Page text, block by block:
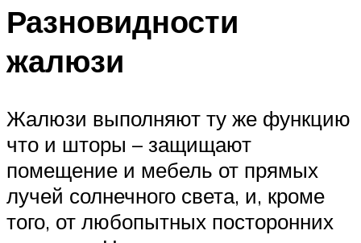
Разновидности
жалюзи
Жалюзи выполняют ту же функцию
что и шторы – защищают
помещение и мебель от прямых
лучей солнечного света, и, кроме
того, от любопытных посторонних